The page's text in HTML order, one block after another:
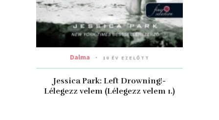
Dalma 10 ÉV EZELŐTT
Jessica Park: Left Drowning!-
Lélegezz velem (Lélegezz velem 1.)